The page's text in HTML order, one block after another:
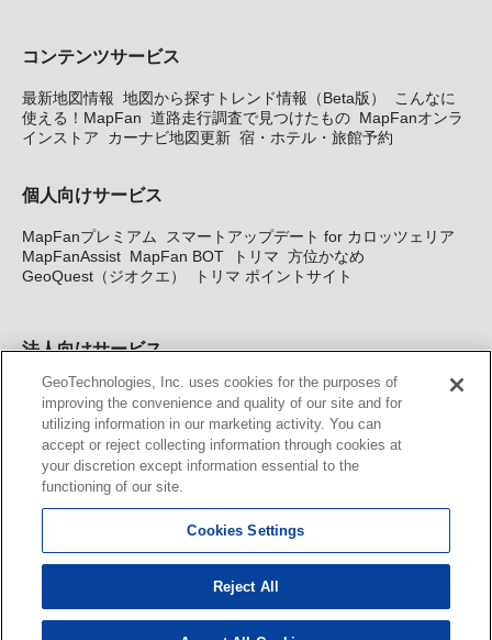
コンテンツサービス
最新地図情報 地図から探すトレンド情報（Beta版）
こんなに
使える！MapFan 道路走行調査で見つけたもの MapFanオンラ
インストア
カーナビ地図更新 宿・ホテル・旅館予約
個人向けサービス
MapFanプレミアム
スマートアップデート for カロッツェリア
MapFanAssist MapFan BOT トリマ 方位かなめ
GeoQuest（ジオクエ）
トリマ ポイントサイト
法人向けサービス
法人向け地図・位置情報サービス WEBサイト・システム向け地
図API Windows PC向け地図開発キット MapFan DB 住所確認
サービス
MAP WORLD+ トリマ広告 Geo-Research
カーナビ地図更新サービス
MapFan スマートメンバーズ
KENWOOD MapFan Club
GeoTechnologies, Inc. uses cookies for the purposes of
improving the convenience and quality of our site and for
utilizing information in our marketing activity. You can
accept or reject collecting information through cookies at
your discretion except information essential to the
functioning of our site.
Cookies Settings
Reject All